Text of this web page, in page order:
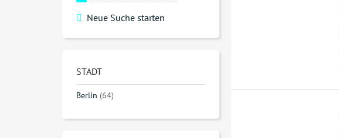
Neue Suche starten
STADT
Berlin (64)